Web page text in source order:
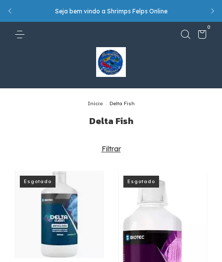
Seja bem vindo a Shrimps Felps Online
0
Início . Delta Fish
Delta Fish
Filtrar
Esgotado Esgotado